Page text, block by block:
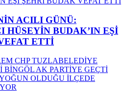
ACILI GÜNÜ:
HÜSEYİN BUDAK’IN EŞİ
ETTİ